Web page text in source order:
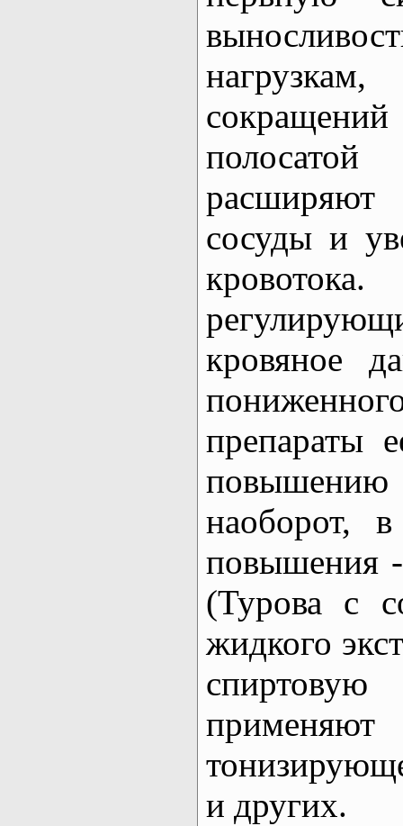
сосуды и
кровяное
препараты
наоборот,
повышения
(Турова с
жидкого
применяют
и других.